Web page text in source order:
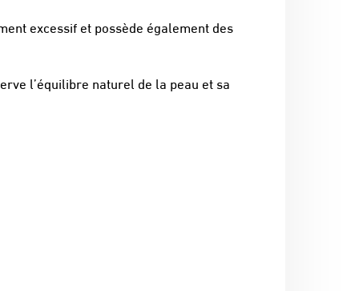
excessif et possède également des
l’équilibre naturel de la peau et sa